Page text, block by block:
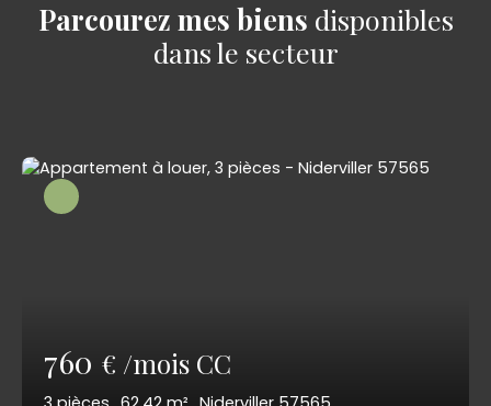
Parcourez mes biens disponibles
dans le secteur
760 € /mois CC